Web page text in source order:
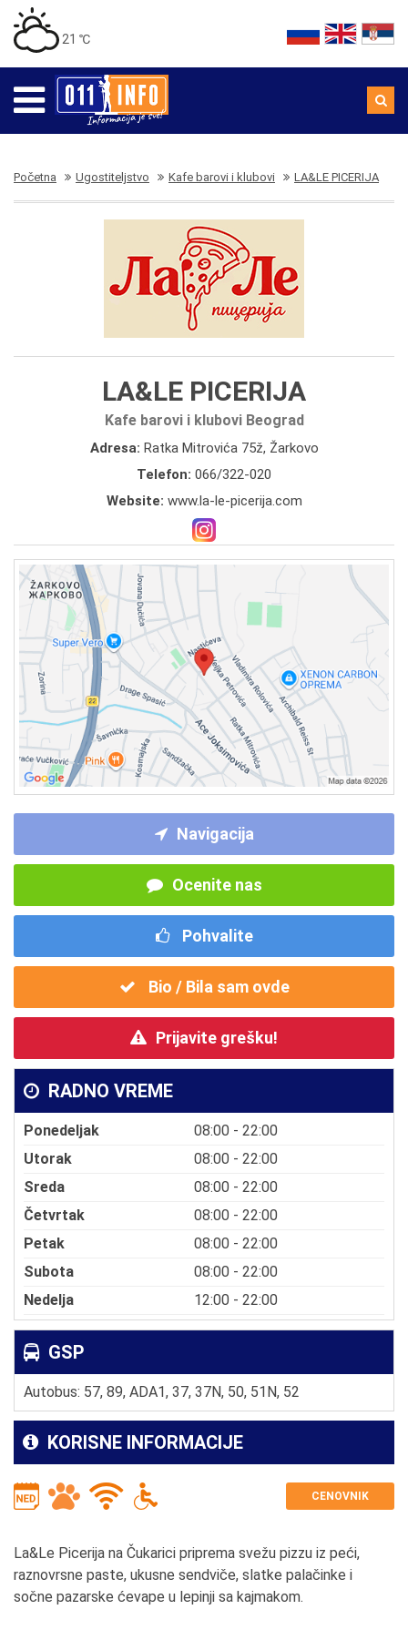
21 ℃
Početna Ugostiteljstvo Kafe barovi i klubovi LA&LE PICERIJA
LA&LE PICERIJA
Kafe barovi i klubovi Beograd
Adresa: Ratka Mitrovića 75ž, Žarkovo
Telefon: 066/322-020
Website: www.la-le-picerija.com
Navigacija
Ocenite nas
Pohvalite
Bio / Bila sam ovde
Prijavite grešku!
RADNO VREME
Ponedeljak
08:00 - 22:00
Utorak
08:00 - 22:00
Sreda
08:00 - 22:00
Četvrtak
08:00 - 22:00
Petak
08:00 - 22:00
Subota
08:00 - 22:00
Nedelja
12:00 - 22:00
GSP
Autobus: 57, 89, ADA1, 37, 37N, 50, 51N, 52
KORISNE INFORMACIJE
CENOVNIK
La&Le Picerija na Čukarici priprema svežu pizzu iz peći,
raznovrsne paste, ukusne sendviče, slatke palačinke i
sočne pazarske ćevape u lepinji sa kajmakom.